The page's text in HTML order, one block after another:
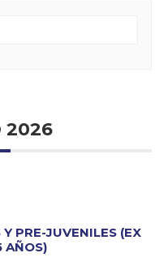
2026
PRE-JUVENILES (EX
AÑOS)